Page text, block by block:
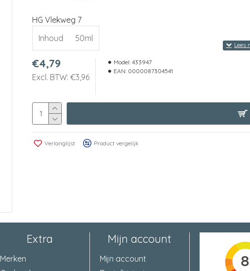
HG Vlekweg 7
Inhoud
50ml
€4,79
Excl. BTW: €3,96
Model: 433947
EAN: 0000087304541
Verlanglijst Product vergelijk
Extra
Merken
Mijn account
Mijn account